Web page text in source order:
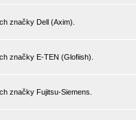
značky Dell (Axim).
značky E-TEN (Glofiish).
značky Fujitsu-Siemens.